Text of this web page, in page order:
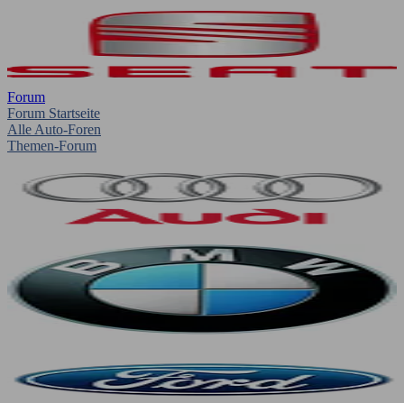
Forum
Forum Startseite
Alle Auto-Foren
Themen-Forum